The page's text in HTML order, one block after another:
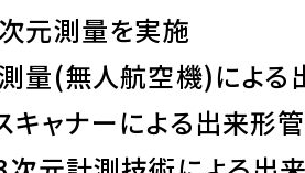
元測量を実施
量(無人航空機)によ
キャナーによる出来形